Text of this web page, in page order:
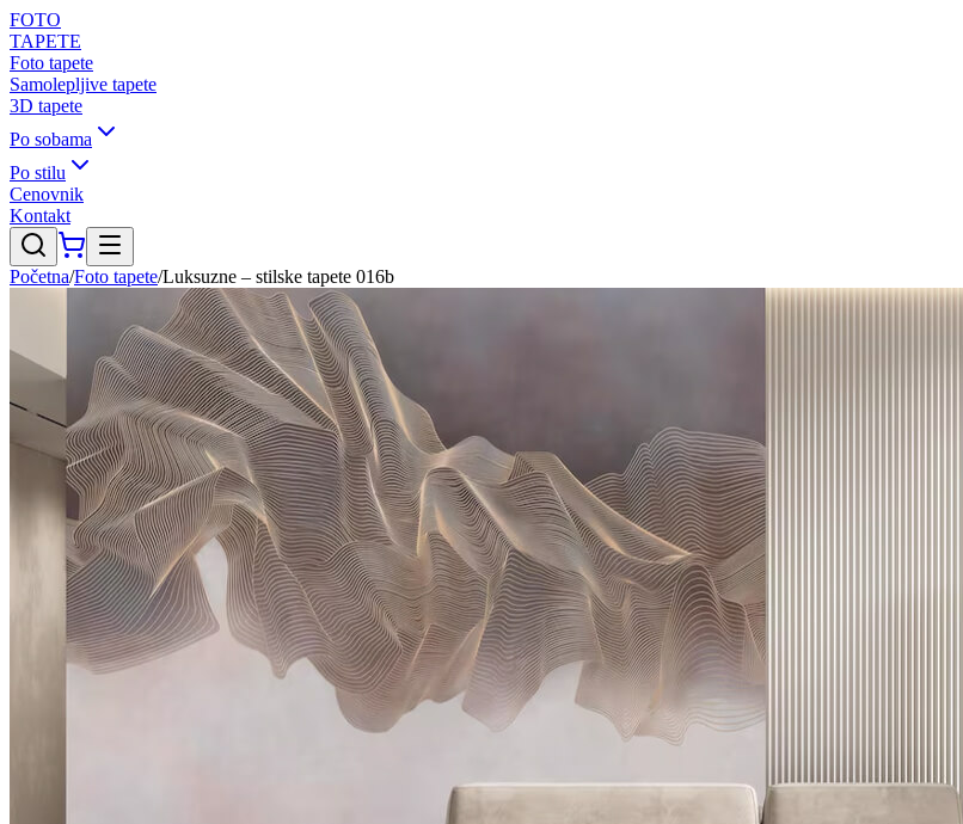
FOTO
TAPETE
Foto tapete
Samolepljive tapete
3D tapete
Po sobama
Po stilu
Cenovnik
Kontakt
Početna/Foto tapete/Luksuzne – stilske tapete 016b